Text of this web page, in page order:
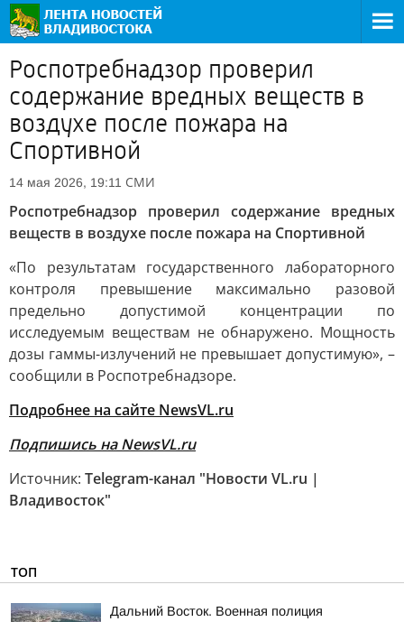
Роспотребнадзор проверил
содержание вредных веществ в
воздухе после пожара на
Спортивной
14 мая 2026, 19:11 СМИ
Роспотребнадзор проверил содержание вредных
веществ в воздухе после пожара на Спортивной
«По результатам государственного лабораторного
контроля превышение максимально разовой
предельно допустимой концентрации по
исследуемым веществам не обнаружено. Мощность
дозы гаммы-излучений не превышает допустимую», –
сообщили в Роспотребнадзоре.
Подробнее на сайте NewsVL.ru
Подпишись на NewsVL.ru
Источник: Telegram-канал "Новости VL.ru |
Владивосток"
ТОП
Дальний Восток. Военная полиция